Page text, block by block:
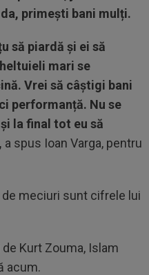
primești bani mulți.
să piardă și ei să
mari se
Vrei să câștigi bani
performanță. Nu se
la final tot eu să
a spus Ioan Varga, pentru
meciuri sunt cifrele lui
Kurt Zouma, Islam
acum.